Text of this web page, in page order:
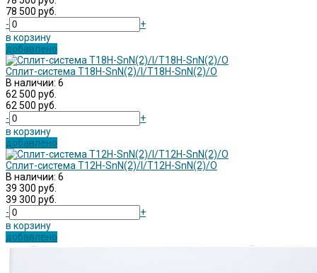
78 500 руб.
-
+
в корзину
добавлено
Сплит-система T18H-SnN(2)/I/T18H-SnN(2)/O
В наличии: 6
62 500 руб.
62 500 руб.
-
+
в корзину
добавлено
Сплит-система T12H-SnN(2)/I/T12H-SnN(2)/O
В наличии: 6
39 300 руб.
39 300 руб.
-
+
в корзину
добавлено